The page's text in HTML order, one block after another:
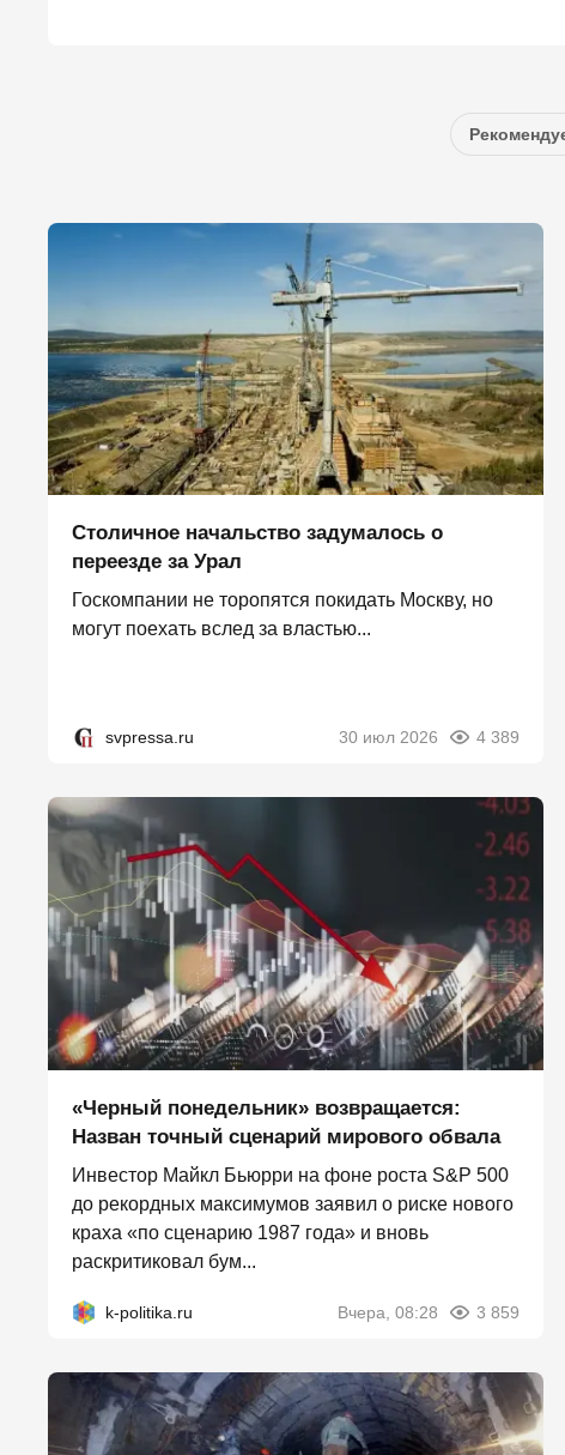
Столичное начальство задумалось о
переезде за Урал
Госкомпании не торопятся покидать Москву, но
могут поехать вслед за властью...
svpressa.ru 30 июл 2026 4 389
«Черный понедельник» возвращается:
Назван точный сценарий мирового обвала
Инвестор Майкл Бьюрри на фоне роста S&P 500
до рекордных максимумов заявил о риске нового
краха «по сценарию 1987 года» и вновь
раскритиковал бум...
k-politika.ru Вчера, 08:28 3 859